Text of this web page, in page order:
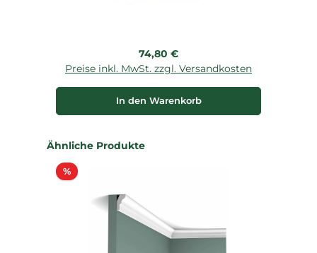
Regulärer Preis:
74,80 €
Preise inkl. MwSt. zzgl. Versandkosten
In den Warenkorb
Produktgalerie überspringen
Ähnliche Produkte
%Rabatt